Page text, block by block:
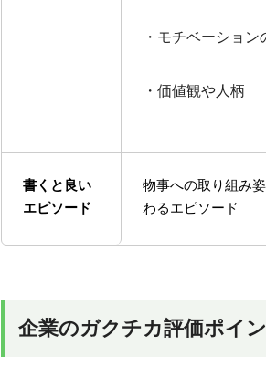
・モチベーション
・価値観や人柄
書くと良い
エピソード
物事への取り組み
わるエピソード
企業のガクチカ評価ポイ